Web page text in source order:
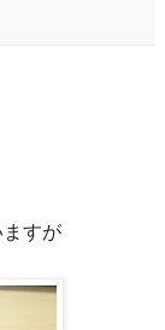
すが